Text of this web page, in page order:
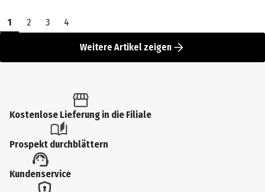
1 2 3 4
Weitere Artikel zeigen
Kostenlose Lieferung in die Filiale
Prospekt durchblättern
Kundenservice